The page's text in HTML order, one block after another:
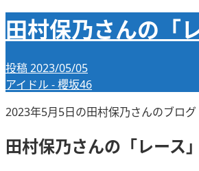
田村保乃さんの「レ
投稿 2023/05/05
アイドル - 櫻坂46
2023年5月5日の田村保乃さんのブログ
田村保乃さんの「レース」